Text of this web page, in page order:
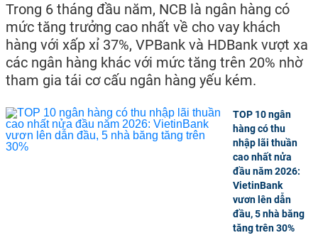
Trong 6 tháng đầu năm, NCB là ngân hàng có
mức tăng trưởng cao nhất về cho vay khách
hàng với xấp xỉ 37%, VPBank và HDBank vượt xa
các ngân hàng khác với mức tăng trên 20% nhờ
tham gia tái cơ cấu ngân hàng yếu kém.
TOP 10 ngân
hàng có thu
nhập lãi thuần
cao nhất nửa
đầu năm 2026:
VietinBank
vươn lên dẫn
đầu, 5 nhà băng
tăng trên 30%